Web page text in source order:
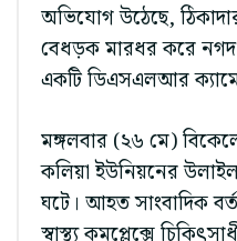
অভিযোগ উঠেছে,
বেধড়ক মারধর করে নগদ
একটি ডিএসএলআর
মঙ্গলবার (২৬ মে)
কলিয়া ইউনিয়নের
ঘটে। আহত সাংবাদিক